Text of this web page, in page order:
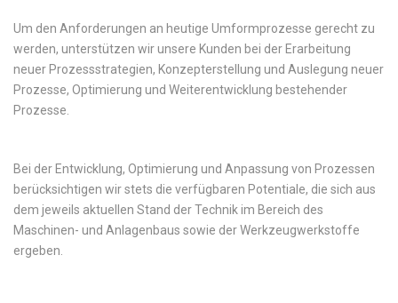
Um den Anforderungen an heutige Umformprozesse gerecht zu
werden, unterstützen wir unsere Kunden bei der Erarbeitung
neuer Prozessstrategien, Konzepterstellung und Auslegung neuer
Prozesse, Optimierung und Weiterentwicklung bestehender
Prozesse.
Bei der Entwicklung, Optimierung und Anpassung von Prozessen
berücksichtigen wir stets die verfügbaren Potentiale, die sich aus
dem jeweils aktuellen Stand der Technik im Bereich des
Maschinen- und Anlagenbaus sowie der Werkzeugwerkstoffe
ergeben.